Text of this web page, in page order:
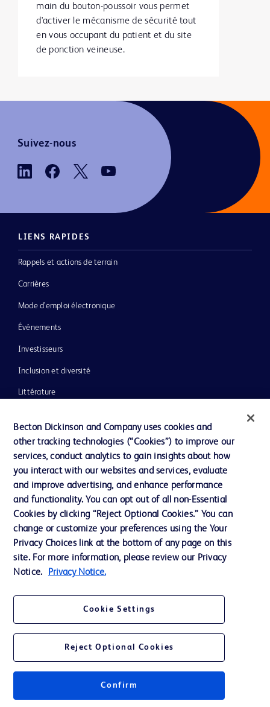
main du bouton-poussoir vous permet
d'activer le mécanisme de sécurité tout
en vous occupant du patient et du site
de ponction veineuse.
Suivez-nous
LIENS RAPIDES
Rappels et actions de terrain
Carrières
Mode d’emploi électronique
Événements
Investisseurs
Inclusion et diversité
Littérature
Notre entreprise
Éthique et conformité
Assistance
Nous contacter
Préférences en matière de cookies
Confidentialité
Accessibilité du site Web
© 2026 BD. Tous droits réservés. BD et le logo de BD sont des marques
Becton Dickinson and Company uses cookies and
other tracking technologies (“Cookies”) to improve our
services, conduct analytics to gain insights about how
you interact with our websites and services, evaluate
and improve advertising, and enhance performance
and functionality. You can opt out of all non-Essential
Cookies by clicking “Reject Optional Cookies.” You can
change or customize your preferences using the Your
Privacy Choices link at the bottom of any page on this
site. For more information, please review our Privacy
Notice.
Privacy Notice.
Cookie Settings
Reject Optional Cookies
Confirm